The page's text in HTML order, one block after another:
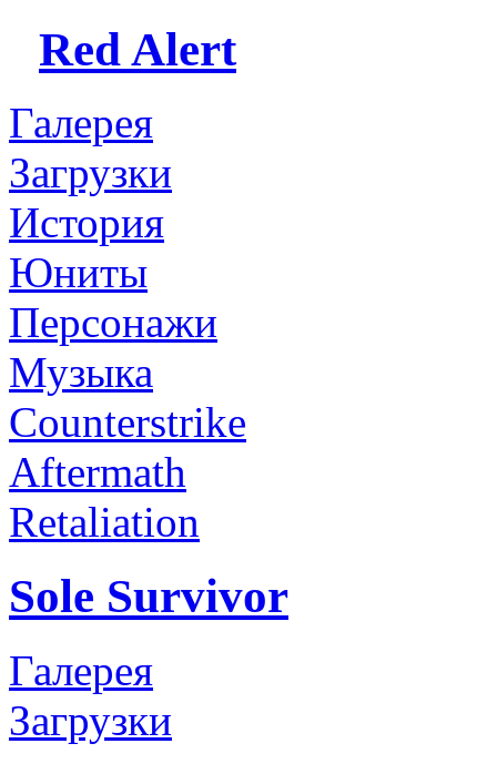
Red Alert
Галерея
Загрузки
История
Юниты
Персонажи
Музыка
Counterstrike
Aftermath
Retaliation
Sole Survivor
Галерея
Загрузки